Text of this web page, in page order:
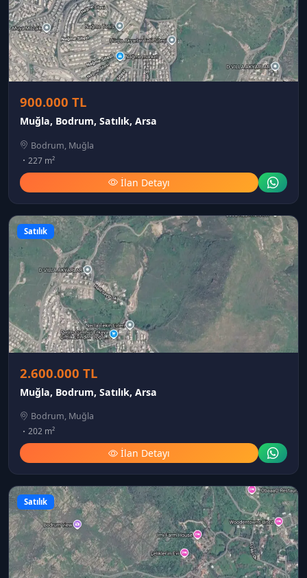
900.000 TL
Muğla, Bodrum, Satılık, Arsa
Bodrum, Muğla
227 m²
İlan Detayı
Satılık
2.600.000 TL
Muğla, Bodrum, Satılık, Arsa
Bodrum, Muğla
202 m²
İlan Detayı
Satılık